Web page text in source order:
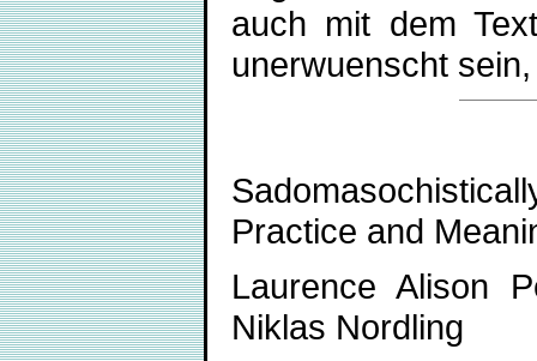
auch mit dem
unerwuenscht
Practice and
Laurence Alison
Niklas Nordling